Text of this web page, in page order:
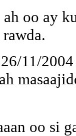
oo ay
11/
oo si